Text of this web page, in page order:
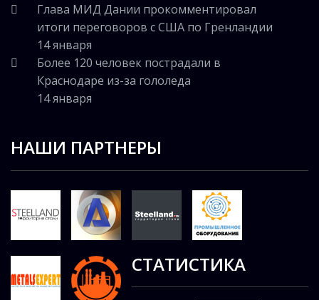
Глава МИД Дании прокомментировал
итоги переговоров с США по Гренландии
14 января
Более 120 человек пострадали в
Краснодаре из-за гололеда
14 января
НАШИ ПАРТНЕРЫ
СТАТИСТИКА